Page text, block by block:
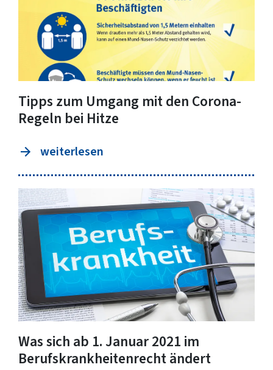
Tipps zum Umgang mit den Corona-
Regeln bei Hitze
weiterlesen
Was sich ab 1. Januar 2021 im
Berufskrankheitenrecht ändert